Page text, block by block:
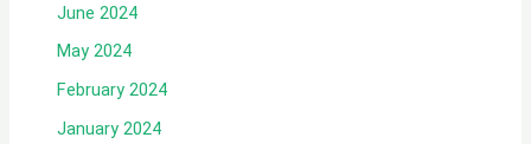
June 2024
May 2024
February 2024
January 2024